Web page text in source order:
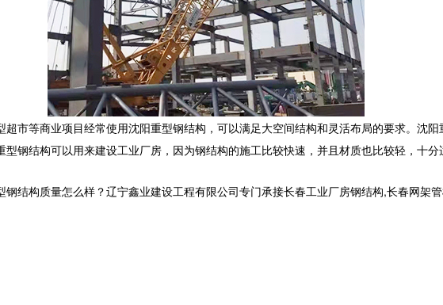
市等商业项目经常使用沈阳重型钢结构，可以满足大空间结构和灵活布局的要求。沈
钢结构可以用来建设工业厂房，因为钢结构的施工比较快速，并且材质也比较轻，十
结构质量怎么样？辽宁鑫业建设工程有限公司专门承接长春工业厂房钢结构,长春网架